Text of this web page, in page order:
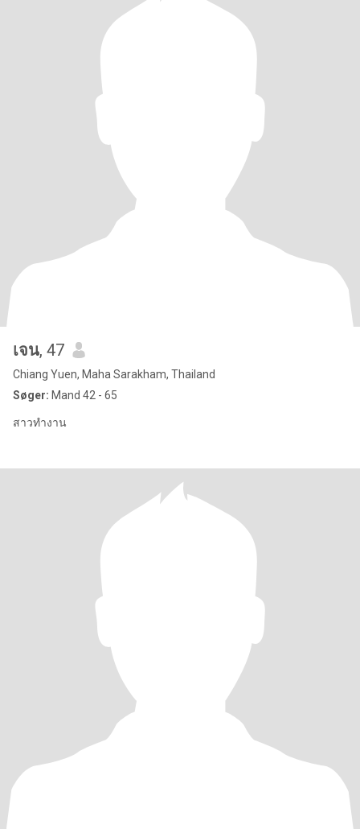
เจน, 47
Chiang Yuen, Maha Sarakham, Thailand
Søger: Mand 42 - 65
สาวทำงาน